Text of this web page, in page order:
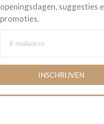
openingsdagen, suggesties
promoties.
INSCHRIJVEN